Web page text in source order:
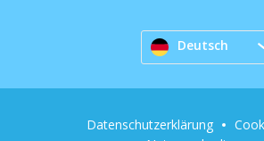
Deutsch
Datenschutzerklärung